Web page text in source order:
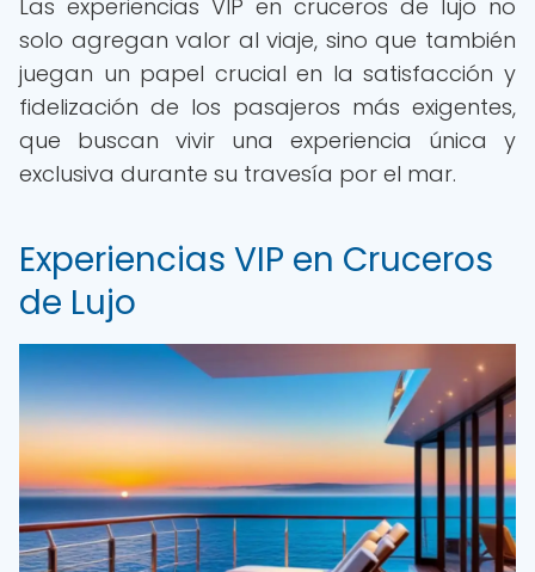
Las experiencias VIP en cruceros de lujo no
solo agregan valor al viaje, sino que también
juegan un papel crucial en la satisfacción y
fidelización de los pasajeros más exigentes,
que buscan vivir una experiencia única y
exclusiva durante su travesía por el mar.
Experiencias VIP en Cruceros
de Lujo